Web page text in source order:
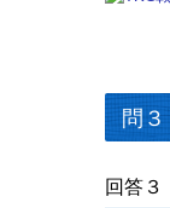
問
回答３